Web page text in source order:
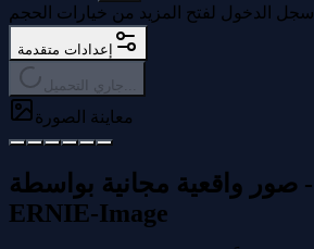
سجل الدخول لفتح المزيد من خيارات الحجم
إعدادات متقدمة
معاينة الصورة
واقعية مجانية بواسطة
ERNIE-Image